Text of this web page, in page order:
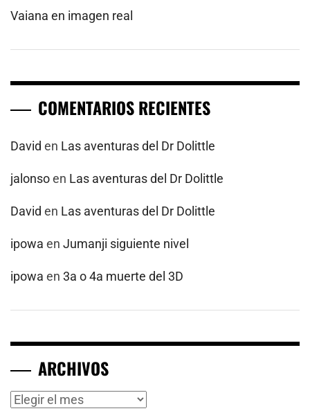
Vaiana en imagen real
COMENTARIOS RECIENTES
David en Las aventuras del Dr Dolittle
jalonsoen Las aventuras del Dr Dolittle
David en Las aventuras del Dr Dolittle
ipowa en Jumanji siguiente nivel
ipowa en 3a o 4a muerte del 3D
ARCHIVOS
Archivos